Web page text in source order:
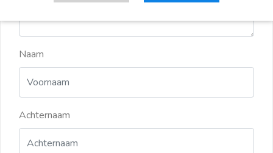
Naam
Achternaam